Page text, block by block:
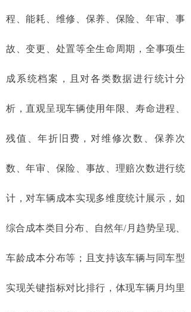
程、能耗、维修、保养、保险、年审、事
故、变更、处置等全生命周期，全事项生
成系统档案，且对各类数据进行统计分
析，直观呈现车辆使用年限、寿命进程、
残值、年折旧费，对维修次数、保养次
数、年审、保险、事故、理赔次数进行统
计，对车辆成本实现多维度统计展示，如
综合成本类目分布、自然年/月趋势呈现、
车龄成本分布等；且支持该车辆与同车型
实现关键指标对比排行，体现车辆月均里